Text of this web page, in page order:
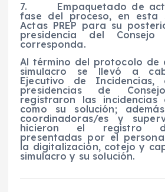
7. Empaquetado de
fase del proceso, en esta
Actas PREP para su
presidencia del Consejo
corresponda.
Al término del protocolo de
simulacro se llevó a
Ejecutivo de
presidencias de
registraron las incidencias
como su solución;
coordinadoras/es y
hicieron el registro
presentadas por el
la digitalización, cotejo y
simulacro y su solución.